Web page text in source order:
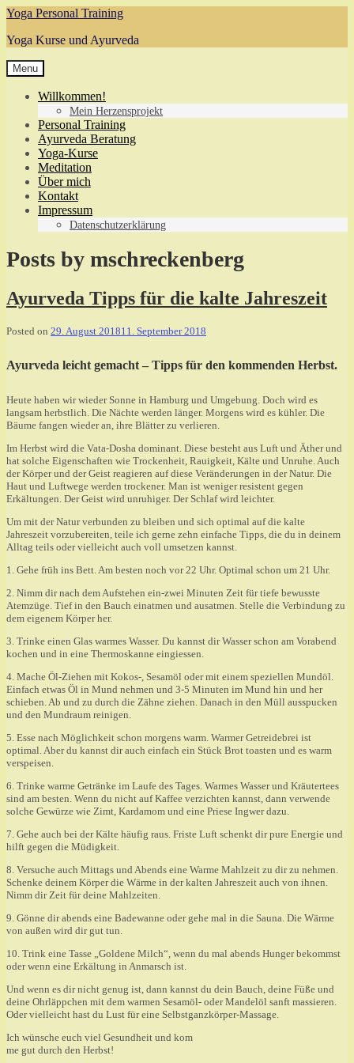
Skip
content
Yoga Personal Training
Yoga Kurse und Ayurveda
Menu
Willkommen!
Mein Herzensprojekt
Personal Training
Ayurveda Beratung
Yoga-Kurse
Meditation
Über mich
Kontakt
Impressum
Datenschutzerklärung
Posts by mschreckenberg
Ayurveda Tipps für die kalte Jahreszeit
Posted on 29. August 201811. September 2018
Ayurveda leicht gemacht – Tipps für den kommenden Herbst.
Heute haben wir wieder Sonne in Hamburg und Umgebung. Doch wird es
langsam herbstlich. Die Nächte werden länger. Morgens wird es kühler. Die
Bäume fangen wieder an, ihre Blätter zu verlieren.
Im Herbst wird die Vata-Dosha dominant. Diese besteht aus Luft und Äther und
hat solche Eigenschaften wie Trockenheit, Rauigkeit, Kälte und Unruhe. Auch
der Körper und der Geist reagieren auf diese Veränderungen in der Natur. Die
Haut und Luftwege werden trockener. Man ist weniger resistent gegen
Erkältungen. Der Geist wird unruhiger. Der Schlaf wird leichter.
Um mit der Natur verbunden zu bleiben und sich optimal auf die kalte
Jahreszeit vorzubereiten, teile ich gerne zehn einfache Tipps, die du in deinem
Alltag teils oder vielleicht auch voll umsetzen kannst.
1. Gehe früh ins Bett. Am besten noch vor 22 Uhr. Optimal schon um 21 Uhr.
2. Nimm dir nach dem Aufstehen ein-zwei Minuten Zeit für tiefe bewusste
Atemzüge. Tief in den Bauch einatmen und ausatmen. Stelle die Verbindung zu
dem eigenem Körper her.
3. Trinke einen Glas warmes Wasser. Du kannst dir Wasser schon am Vorabend
kochen und in eine Thermoskanne eingiessen.
4. Mache Öl-Ziehen mit Kokos-, Sesamöl oder mit einem speziellen Mundöl.
Einfach etwas Öl in Mund nehmen und 3-5 Minuten im Mund hin und her
schieben. Ab und zu durch die Zähne ziehen. Danach in den Müll ausspucken
und den Mundraum reinigen.
5. Esse nach Möglichkeit schon morgens warm. Warmer Getreidebrei ist
optimal. Aber du kannst dir auch einfach ein Stück Brot toasten und es warm
verspeisen.
6. Trinke warme Getränke im Laufe des Tages. Warmes Wasser und Kräutertees
sind am besten. Wenn du nicht auf Kaffee verzichten kannst, dann verwende
solche Gewürze wie Zimt, Kardamom und eine Priese Ingwer dazu.
7. Gehe auch bei der Kälte häufig raus. Friste Luft schenkt dir pure Energie und
hilft gegen die Müdigkeit.
8. Versuche auch Mittags und Abends eine Warme Mahlzeit zu dir zu nehmen.
Schenke deinem Körper die Wärme in der kalten Jahreszeit auch von ihnen.
Nimm dir Zeit für deine Mahlzeiten.
9. Gönne dir abends eine Badewanne oder gehe mal in die Sauna. Die Wärme
von außen wird dir gut tun.
10. Trink eine Tasse „Goldene Milch“, wenn du mal abends Hunger bekommst
oder wenn eine Erkältung in Anmarsch ist.
Und wenn es dir nicht genug ist, dann kannst du dein Bauch, deine Füße und
deine Ohrläppchen mit dem warmen Sesamöl- oder Mandelöl sanft massieren.
Oder vielleicht hast du Lust für eine Selbstganzkörper-Massage.
Ich wünsche euch viel Gesundheit und kom
me gut durch den Herbst!